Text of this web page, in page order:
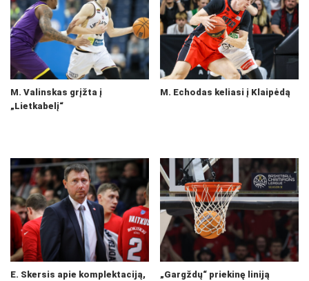
M. Valinskas grįžta į
„Lietkabelį“
M. Echodas keliasi į Klaipėdą
E. Skersis apie komplektaciją,
„Gargždų“ priekinę liniją